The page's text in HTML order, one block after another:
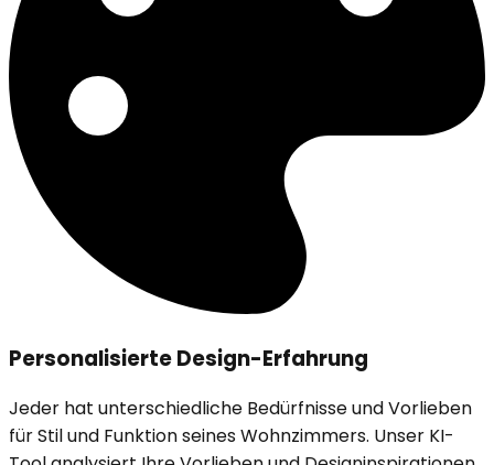
Personalisierte Design-Erfahrung
Jeder hat unterschiedliche Bedürfnisse und Vorlieben
für Stil und Funktion seines Wohnzimmers. Unser KI-